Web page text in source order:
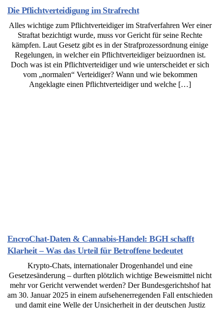
Die Pflichtverteidigung im Strafrecht
Alles wichtige zum Pflichtverteidiger im Strafverfahren Wer einer
Straftat bezichtigt wurde, muss vor Gericht für seine Rechte
kämpfen. Laut Gesetz gibt es in der Strafprozessordnung einige
Regelungen, in welcher ein Pflichtverteidiger beizuordnen ist.
Doch was ist ein Pflichtverteidiger und wie unterscheidet er sich
vom „normalen“ Verteidiger? Wann und wie bekommen
Angeklagte einen Pflichtverteidiger und welche […]
EncroChat-Daten & Cannabis-Handel: BGH schafft
Klarheit – Was das Urteil für Betroffene bedeutet
Krypto-Chats, internationaler Drogenhandel und eine
Gesetzesänderung – durften plötzlich wichtige Beweismittel nicht
mehr vor Gericht verwendet werden? Der Bundesgerichtshof hat
am 30. Januar 2025 in einem aufsehenerregenden Fall entschieden
und damit eine Welle der Unsicherheit in der deutschen Justiz